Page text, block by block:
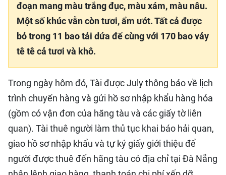
đoạn mang màu trắng đục, màu xám, màu nâu.
Một số khúc vẫn còn tươi, ẩm ướt. Tất cả được
bỏ trong 11 bao tải dứa để cùng với 170 bao vảy
tê tê cả tươi và khô.
Trong ngày hôm đó, Tài được July thông báo về lịch
trình chuyến hàng và gửi hồ sơ nhập khẩu hàng hóa
(gồm có vận đơn của hãng tàu và các giấy tờ liên
quan). Tài thuê người làm thủ tục khai báo hải quan,
giao hồ sơ nhập khẩu và tự ký giấy giới thiệu để
người được thuê đến hãng tàu có địa chỉ tại Đà Nẵng